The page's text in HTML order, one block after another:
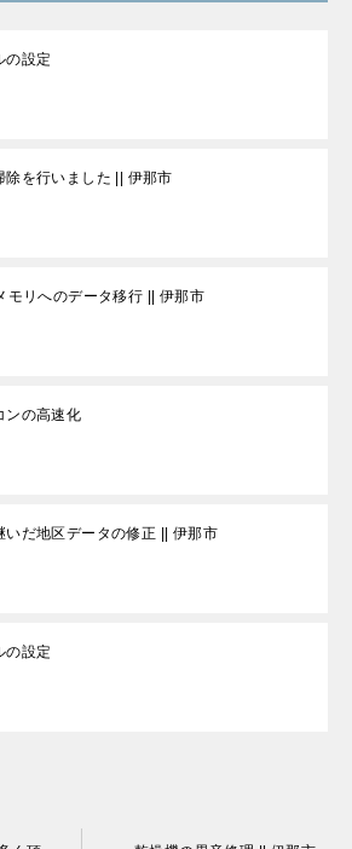
の設定
除を行いました || 伊那市
モリへのデータ移行 || 伊那市
ンの高速化
いだ地区データの修正 || 伊那市
の設定